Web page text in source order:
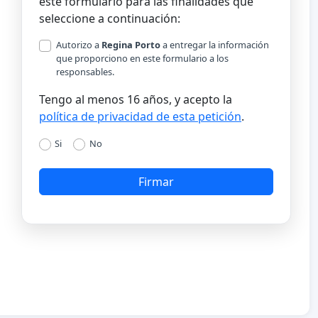
seleccione a continuación:
Autorizo a Regina Portoa entregar la información
que proporciono en este formulario a los
responsables.
Tengo al menos 16 años, y acepto la
política de privacidad de esta petición.
Si No
Firmar